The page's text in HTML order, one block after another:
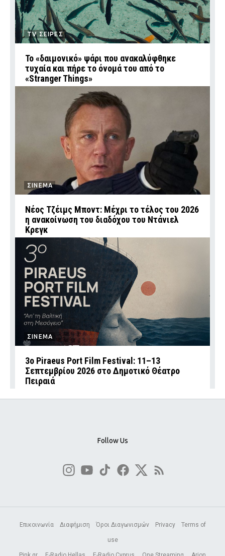
TV ΣΕΙΡΕΣ
Το «δαιμονικό» ψάρι που ανακαλύφθηκε
τυχαία και πήρε το όνομά του από το
«Stranger Things»
ΣΙΝΕΜΑ
Νέος Τζέιμς Μποντ: Μέχρι το τέλος του 2026
η ανακοίνωση του διαδόχου του Ντάνιελ
Κρεγκ
ΣΙΝΕΜΑ
3ο Piraeus Port Film Festival: 11–13
Σεπτεμβρίου 2026 στο Δημοτικό Θέατρο
Πειραιά
Follow Us
Επικοινωνία Διαφήμιση Όροι Διαγωνισμών Privacy Terms of
use